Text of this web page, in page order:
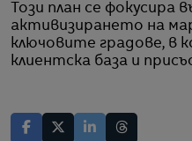
Този план се фокусира
активизирането на
ключовите градове, в
клиентска база и